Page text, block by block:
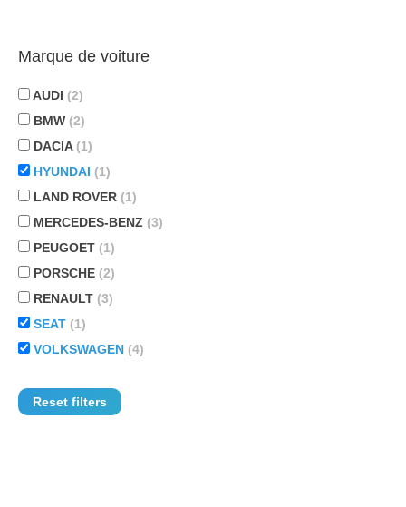
Marque de voiture
AUDI (2)
BMW (2)
DACIA (1)
HYUNDAI (1)
LAND ROVER (1)
MERCEDES-BENZ (3)
PEUGOET (1)
PORSCHE (2)
RENAULT (3)
SEAT (1)
VOLKSWAGEN (4)
Reset filters